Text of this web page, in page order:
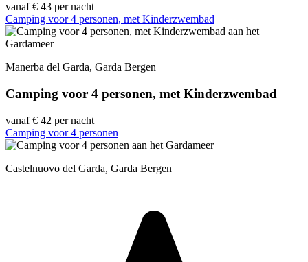
vanaf € 43 per nacht
Camping voor 4 personen, met Kinderzwembad
Manerba del Garda, Garda Bergen
Camping voor 4 personen, met Kinderzwembad
vanaf € 42 per nacht
Camping voor 4 personen
Castelnuovo del Garda, Garda Bergen